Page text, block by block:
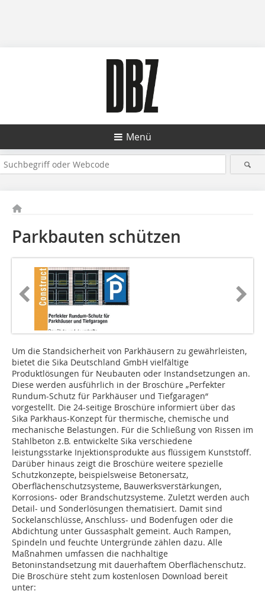
Menü
Parkbauten schützen
Um die Standsicherheit von Parkhäusern zu gewährleisten,
bietet die Sika Deutschland GmbH vielfältige
Produktlösungen für Neubauten oder Instandsetzungen an.
Diese werden ausführlich in der Broschüre „Perfekter
Rundum-Schutz für Parkhäuser und Tiefgaragen“
vorgestellt. Die 24-seitige Broschüre informiert über das
Sika Parkhaus-Konzept für thermische, chemische und
mechanische Belastungen. Für die Schließung von Rissen im
Stahlbeton z.B. entwickelte Sika verschiedene
leistungsstarke Injektionsprodukte aus flüssigem Kunststoff.
Darüber hinaus zeigt die Broschüre weitere spezielle
Schutzkonzepte, beispielsweise Betonersatz,
Oberflächenschutzsysteme, Bauwerksverstärkungen,
Korrosions- oder Brandschutzsysteme. Zuletzt werden auch
Detail- und Sonderlösungen thematisiert. Damit sind
Sockelanschlüsse, Anschluss- und Bodenfugen oder die
Abdichtung unter Gussasphalt gemeint. Auch Rampen,
Spindeln und feuchte Untergründe zählen dazu. Alle
Maßnahmen umfassen die nachhaltige
Betoninstandsetzung mit dauerhaftem Oberflächenschutz.
Die Broschüre steht zum kostenlosen Download bereit
unter: